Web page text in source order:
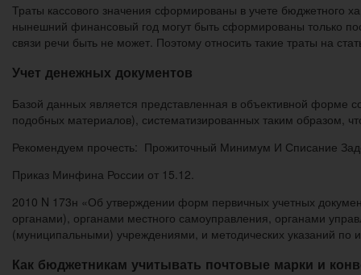
Траты кассового значения сформированы в учете бюджетного
нынешний финансовый год могут быть сформированы только
связи речи быть не может. Поэтому относить такие траты на
Учет денежных документов
Базой данных является представленная в объективной форме
подобных материалов), систематизированных таким
Рекомендуем прочесть: Прожиточный Минимум И Списание
Приказ Минфина России от 15.12.
2010 N 173н «Об утверждении форм первичных учетных
органами), органами местного самоуправления, органами
(муниципальными) учреждениями, и методических указаний по
Как бюджетникам учитывать почтовые марки и